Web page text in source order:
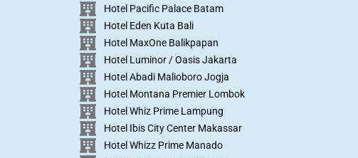
Hotel Pacific Palace Batam
Hotel Eden Kuta Bali
Hotel MaxOne Balikpapan
Hotel Luminor / Oasis Jakarta
Hotel Abadi Malioboro Jogja
Hotel Montana Premier Lombok
Hotel Whiz Prime Lampung
Hotel Ibis City Center Makassar
Hotel Whizz Prime Manado